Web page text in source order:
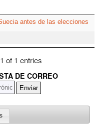
antes de las elecciones
of 1 entries
DE CORREO